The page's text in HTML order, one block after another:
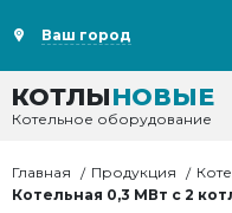
Ваш город
КОТЛЫНОВЫЕ
Котельное оборудование
Главная Продукция
Котельная 0,3 МВт с 2